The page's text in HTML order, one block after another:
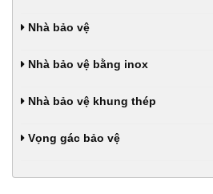
Nhà bảo vệ
Nhà bảo vệ bằng inox
Nhà bảo vệ khung thép
Vọng gác bảo vệ